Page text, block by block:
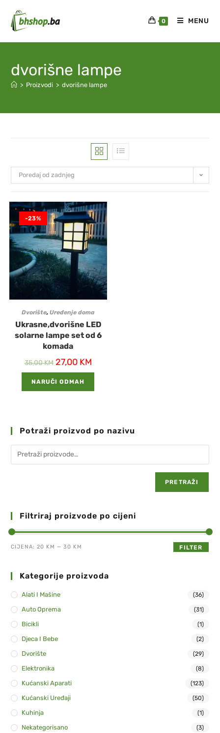
0 MENU
dvorišne lampe
> Proizvodi > dvorišne lampe
Poredaj od zadnjeg
-23%
Dvorište, Uređenje doma
Ukrasne,dvorišne LED
solarne lampe set od 6
komada
35,00KM 27,00 KM
NARUČI ODMAH
Potraži proizvod po nazivu
PRETRAŽI
Filtriraj proizvode po cijeni
FILTER
CIJENA:20 KM —30 KM
Kategorije proizvoda
Alati I Mašine (36)
Auto Oprema (31)
Bicikli (1)
Djeca I Bebe (2)
Dvorište (29)
Elektronika (8)
Kućanski Aparati (123)
Kućanski Uređaji (50)
Kuhinja (1)
Nekategorisano (3)